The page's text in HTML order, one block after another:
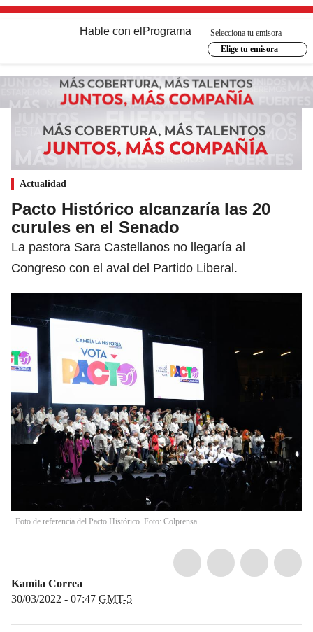
Hable con el Programa
Selecciona tu emisora
Elige tu emisora
Actualidad
Pacto Histórico alcanzaría las 20
curules en el Senado
La pastora Sara Castellanos no llegaría al
Congreso con el aval del Partido Liberal.
Foto de referencia del Pacto Histórico. Foto: Colprensa
Kamila Correa
30/03/2022 - 07:47 GMT-5